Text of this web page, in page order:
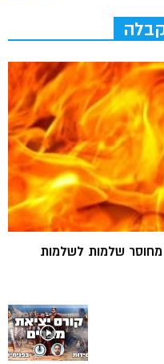
שלמות לשלמות